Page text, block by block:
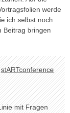
werde
ich selbst noch
Beitrag bringen
stARTconference
mit Fragen